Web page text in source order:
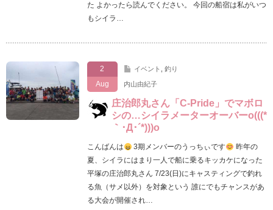
た よかったら読んでください。 今回の船宿は私がいつ
もシイラ…
2
Aug
イベント 釣り
内山由紀子
庄治郎丸さん「C-Pride」でマボロ
シの…シイラメーターオーバーo(((*
｀･Д･´*)))o
こんばんは 3期メンバーのうっちぃです
昨年の
夏、シイラにはまり一人で船に乗るキッカケになった
平塚の庄治郎丸さん 7/23(日)にキャスティングで釣れ
る魚（サメ以外）を対象という 誰にでもチャンスがあ
る大会が開催され…